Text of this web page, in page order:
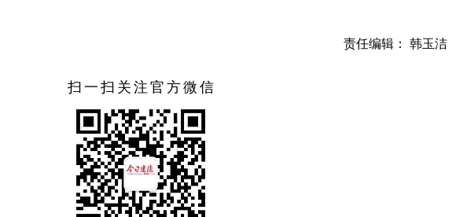
责任编辑： 韩玉洁
扫一扫关注官方微信